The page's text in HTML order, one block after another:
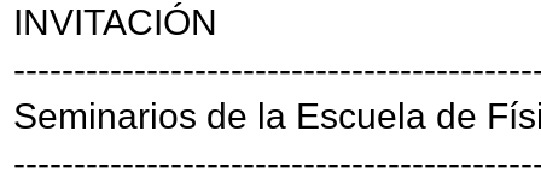
INVITACIÓN
Seminarios de la Escuela de